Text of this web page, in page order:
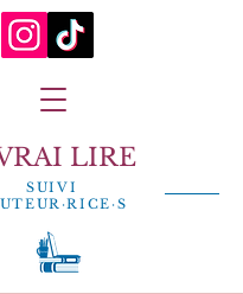
LIRE
SUIVI